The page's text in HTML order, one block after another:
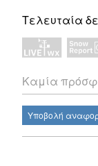
Τελευταία
Καμία
Υποβολή